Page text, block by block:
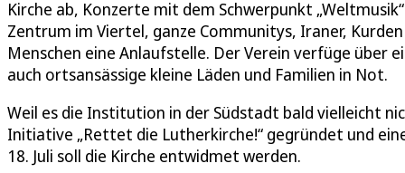
Kirche ab, Konzerte mit dem Schwerpunkt
Zentrum im Viertel, ganze Communitys, Iraner,
Menschen eine Anlaufstelle. Der Verein verfüge
auch ortsansässige kleine Läden und Familien in Not.
Weil es die Institution in der Südstadt bald vielleicht
Initiative „Rettet die Lutherkirche!“ gegründet und
18. Juli soll die Kirche entwidmet werden.